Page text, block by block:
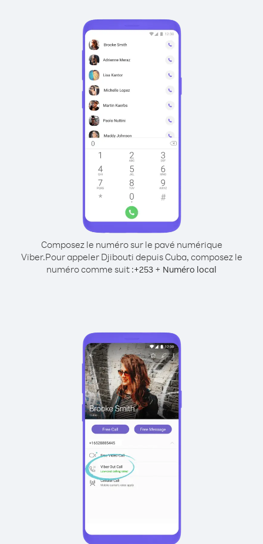
Composez le numéro sur le pavé numérique
Viber.Pour appeler Djibouti depuis Cuba, composez le
numéro comme suit :+253 + Numéro local